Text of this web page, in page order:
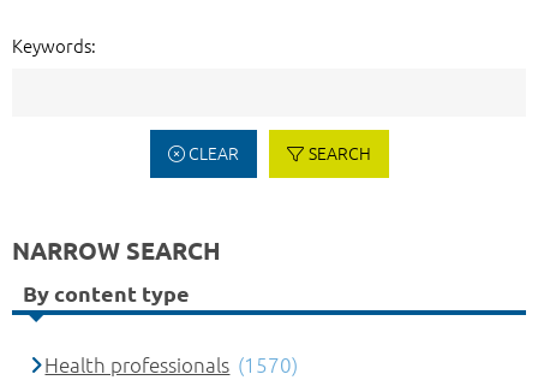
Keywords:
CLEAR SEARCH
NARROW SEARCH
By content type
Health professionals (1570)